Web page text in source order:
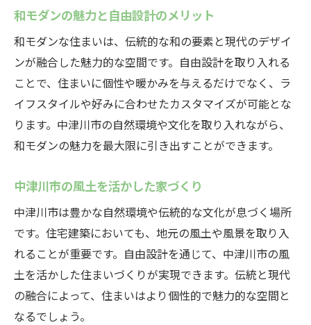
中津川市の自然環境と自由設計の相性
自然素材を活かした家づくりの方法
自然の光と風を取り入れた設計の工夫
四季を感じる庭と住まいの一体化
中津川市の風景に溶け込むデザイン
自然と共生するエコ住宅の提案
和モダンな住まいを自由設計で実現するための
和の美学とモダンデザインの融合
伝統的な素材の活用方法
空間を広く見せる設計のコツ
家具配置とインテリアの選び方
照明と色彩のバランス
快適さと美しさを両立させる設計
和モダンの魅力と自由設計のメリット
和モダンな住まいは、伝統的な和の要素と現代のデザイ
ンが融合した魅力的な空間です。自由設計を取り入れる
ことで、住まいに個性や暖かみを与えるだけでなく、ラ
イフスタイルや好みに合わせたカスタマイズが可能とな
ります。中津川市の自然環境や文化を取り入れながら、
和モダンの魅力を最大限に引き出すことができます。
中津川市の風土を活かした家づくり
中津川市は豊かな自然環境や伝統的な文化が息づく場所
です。住宅建築においても、地元の風土や風景を取り入
れることが重要です。自由設計を通じて、中津川市の風
土を活かした住まいづくりが実現できます。伝統と現代
の融合によって、住まいはより個性的で魅力的な空間と
なるでしょう。